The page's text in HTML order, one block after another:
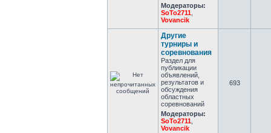
Модераторы:
SoTo2711
Vovancik
Другие
турниры и
соревнования
Раздел для
публикации
объявлений,
результатов и
обсуждения
областных
соревнований
Модераторы:
SoTo2711
Vovancik
693